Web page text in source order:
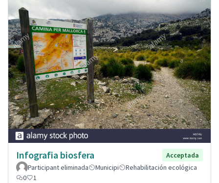
Infografia biosfera
Acceptada
Participant eliminada
Municipi
Rehabilitación ecológica
0
1